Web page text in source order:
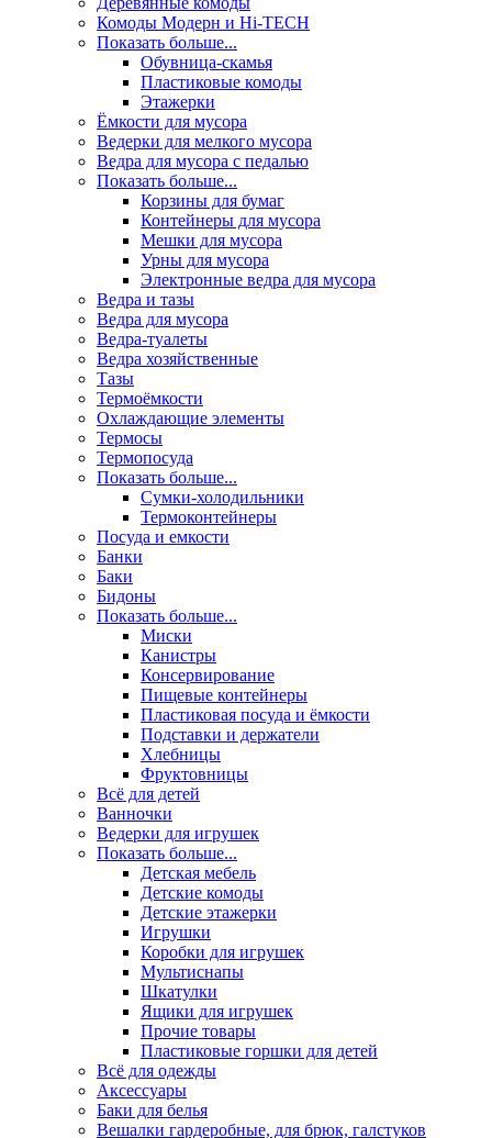
Комоды Модерн и Hi-TECH
Показать больше...
Обувница-скамья
Пластиковые комоды
Этажерки
Ёмкости для мусора
Ведерки для мелкого мусора
Ведра для мусора с педалью
Показать больше...
Корзины для бумаг
Контейнеры для мусора
Мешки для мусора
Урны для мусора
Электронные ведра для мусора
Ведра и тазы
Ведра для мусора
Ведра-туалеты
Ведра хозяйственные
Тазы
Термоёмкости
Охлаждающие элементы
Термосы
Термопосуда
Показать больше...
Сумки-холодильники
Термоконтейнеры
Посуда и емкости
Банки
Баки
Бидоны
Показать больше...
Миски
Канистры
Консервирование
Пищевые контейнеры
Пластиковая посуда и ёмкости
Подставки и держатели
Хлебницы
Фруктовницы
Всё для детей
Ванночки
Ведерки для игрушек
Показать больше...
Детская мебель
Детские комоды
Детские этажерки
Игрушки
Коробки для игрушек
Мультиснапы
Шкатулки
Ящики для игрушек
Прочие товары
Пластиковые горшки для детей
Всё для одежды
Аксессуары
Баки для белья
Вешалки гардеробные, для брюк, галстуков